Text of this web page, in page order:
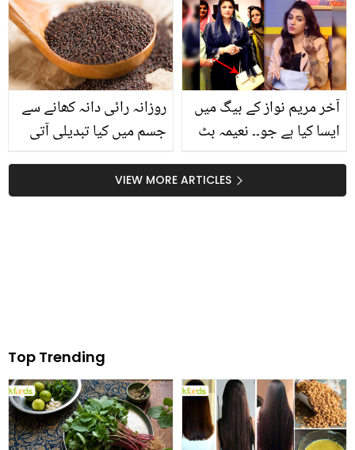
آسان طریقے جو کرے سینے
کی جلن کا مکمل خاتمہ
روزانہ رائی دانہ کھانے سے
جسم میں کیا تبدیلی آتی
آخر مریم نواز کے بیگ میں
ایسا کیا ہے جو۔۔ نعیمہ بٹ
کو دکھاتے ہوئے دلچسپ
خواہش کا اظہار کر ڈالا
VIEW MORE ARTICLES
Top Trending